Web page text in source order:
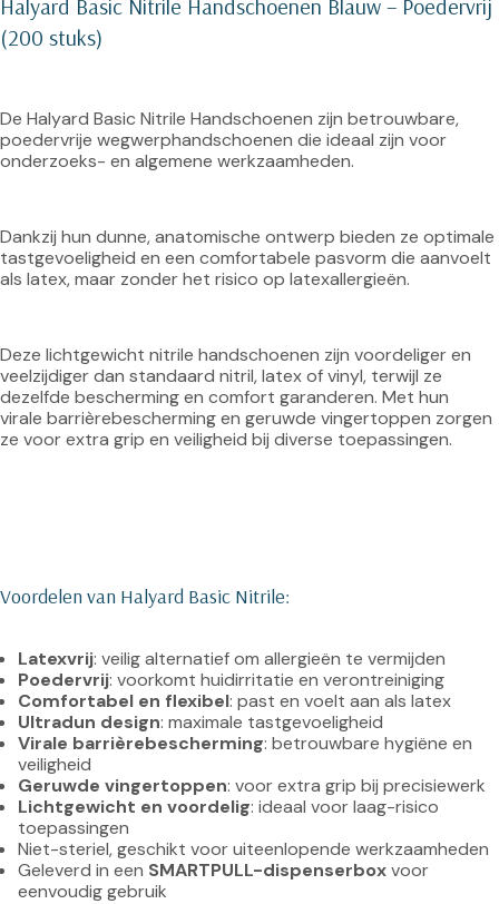
Halyard Basic Nitrile Handschoenen Blauw – Poedervrij
(200 stuks)
De Halyard Basic Nitrile Handschoenen zijn betrouwbare,
poedervrije wegwerphandschoenen die ideaal zijn voor
onderzoeks- en algemene werkzaamheden.
Dankzij hun dunne, anatomische ontwerp bieden ze optimale
tastgevoeligheid en een comfortabele pasvorm die aanvoelt
als latex, maar zonder het risico op latexallergieën.
Deze lichtgewicht nitrile handschoenen zijn voordeliger en
veelzijdiger dan standaard nitril, latex of vinyl, terwijl ze
dezelfde bescherming en comfort garanderen. Met hun
virale barrièrebescherming en geruwde vingertoppen zorgen
ze voor extra grip en veiligheid bij diverse toepassingen.
Voordelen van Halyard Basic Nitrile:
Latexvrij: veilig alternatief om allergieën te vermijden
Poedervrij: voorkomt huidirritatie en verontreiniging
Comfortabel en flexibel: past en voelt aan als latex
Ultradun design: maximale tastgevoeligheid
Virale barrièrebescherming: betrouwbare hygiëne en
veiligheid
Geruwde vingertoppen: voor extra grip bij precisiewerk
Lichtgewicht en voordelig: ideaal voor laag-risico
toepassingen
Niet-steriel, geschikt voor uiteenlopende werkzaamheden
Geleverd in een SMARTPULL-dispenserbox voor
eenvoudig gebruik